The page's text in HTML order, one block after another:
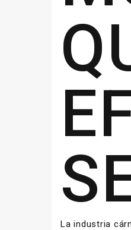
La industria